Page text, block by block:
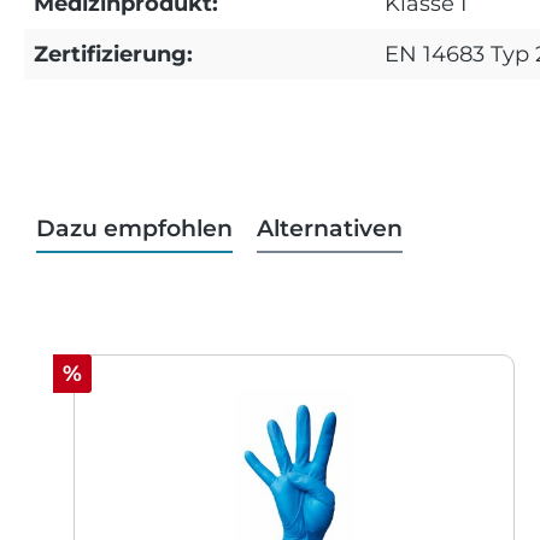
Zertifizierung:
EN 14683 Typ
Dazu empfohlen Alternativen
Rabatt
%